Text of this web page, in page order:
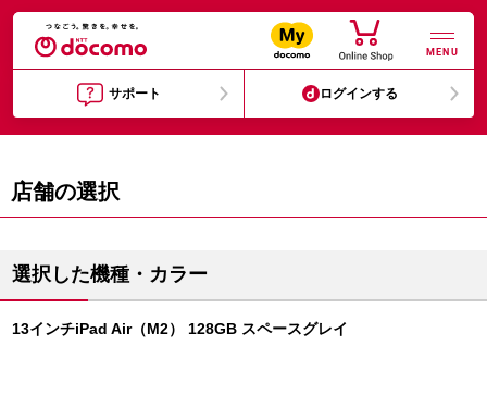
MENU
サポート ログインする
店舗の選択
選択した機種・カラー
13インチiPad Air（M2） 128GB スペースグレイ